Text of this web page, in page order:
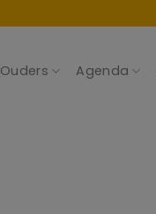
Ouders Agenda